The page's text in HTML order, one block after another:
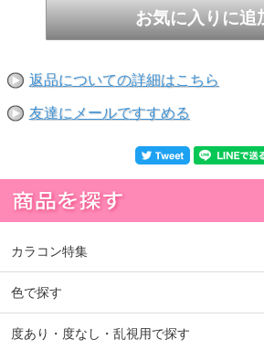
返品についての詳細はこちら
友達にメールですすめる
カラコン特集
色で探す
度あり・度なし・乱視用で探す